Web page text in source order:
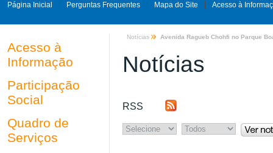
Página Inicial Perguntas Frequentes Mapa do Site Acesso à
Acesso à
Informação
Participação
Social
Quadro de
Serviços
Notícias Avenida Ragueb Chohfi no Parque
Notícias
RSS